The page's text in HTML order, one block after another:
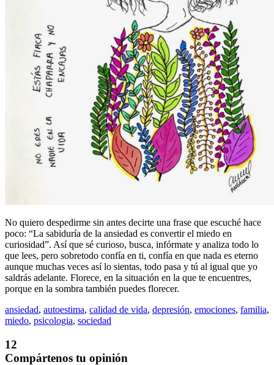
No quiero despedirme sin antes decirte una frase que escuché hace
poco: “La sabiduría de la ansiedad es convertir el miedo en
curiosidad”. Así que sé curioso, busca, infórmate y analiza todo lo
que lees, pero sobretodo confía en ti, confía en que nada es eterno
aunque muchas veces así lo sientas, todo pasa y tú al igual que yo
saldrás adelante. Florece, en la situación en la que te encuentres,
porque en la sombra también puedes florecer.
ansiedad, autoestima, calidad de vida, depresión, emociones, familia,
miedo, psicologia, sociedad
12
Compártenos tu opinión